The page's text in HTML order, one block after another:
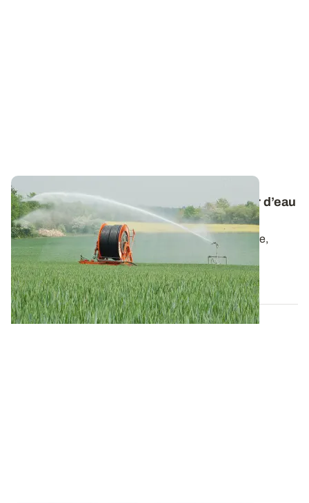
Les Vrai/Faux de l’irrigation - Blés : un tour d’eau
après floraison reste encore efficace
Après la floraison des blés, en cas de stress hydrique,
positionner une irrigation va...
25 MAI 2022